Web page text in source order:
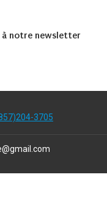
à notre newsletter
3705